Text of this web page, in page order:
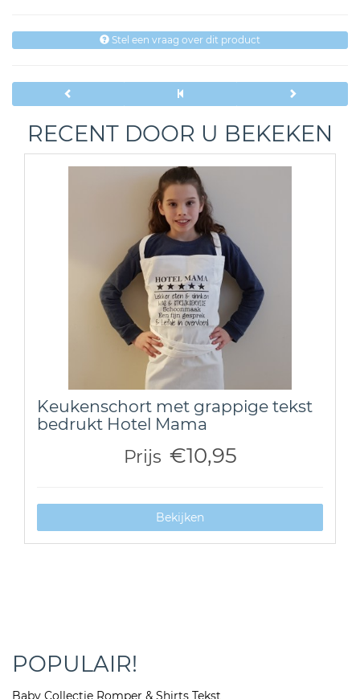
Stel een vraag over dit product
RECENT DOOR U BEKEKEN
Keukenschort met grappige tekst
bedrukt Hotel Mama
Prijs €10,95
Bekijken
POPULAIR!
Baby Collectie Romper & Shirts Tekst